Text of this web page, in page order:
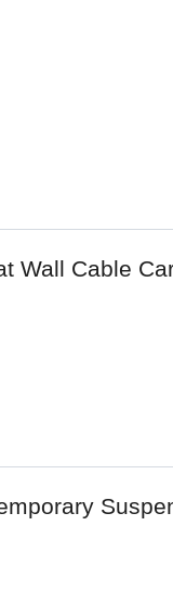
Wall Cable